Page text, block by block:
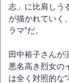
志」に比肩しう
が描かれていく
ラマ”だ。
田中裕子さんが
悪名高き烈女の
は全く対照的な